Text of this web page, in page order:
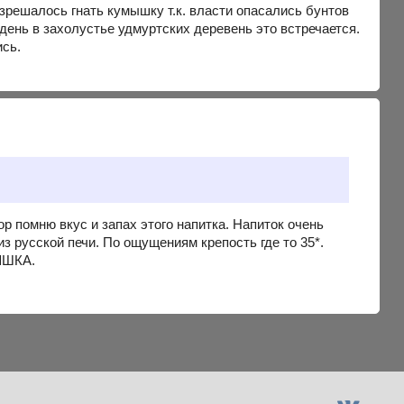
гнать кумышку т.к. власти опасались бунтов
в захолустье удмуртских деревень это встречается.
помню вкус и запах этого напитка. Напиток очень
русской печи. По ощущениям крепость где то 35*.